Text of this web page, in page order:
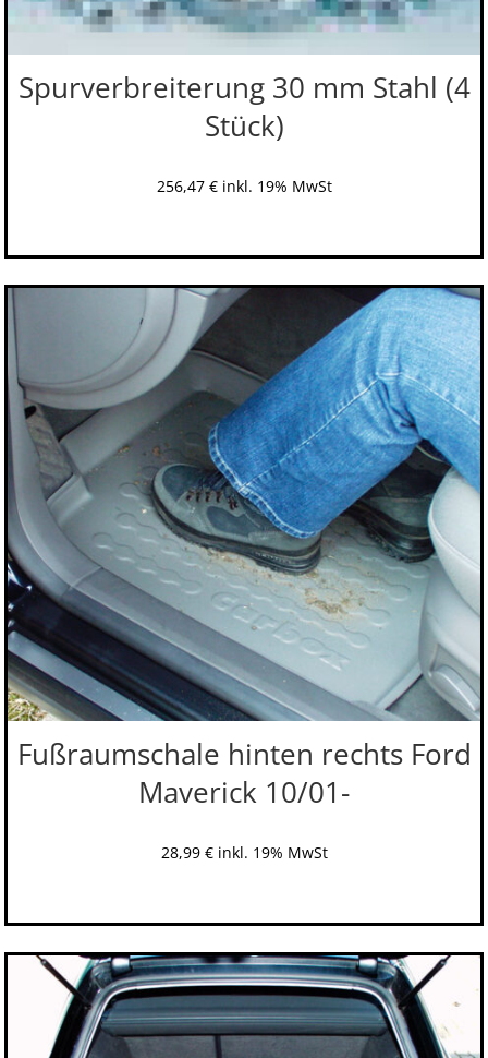
Spurverbreiterung 30 mm Stahl (4
Stück)
256,47 € inkl. 19% MwSt
Fußraumschale hinten rechts Ford
Maverick 10/01-
28,99 € inkl. 19% MwSt